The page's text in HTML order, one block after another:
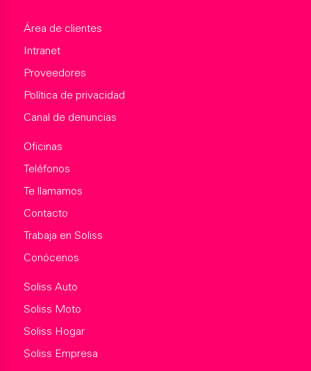
Área de clientes
Intranet
Proveedores
Política de privacidad
Canal de denuncias
Oficinas
Teléfonos
Te llamamos
Contacto
Trabaja en Soliss
Conócenos
Soliss Auto
Soliss Moto
Soliss Hogar
Soliss Empresa